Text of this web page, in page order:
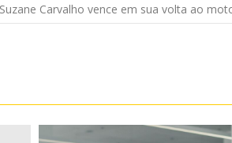
Suzane Carvalho vence em sua volta ao